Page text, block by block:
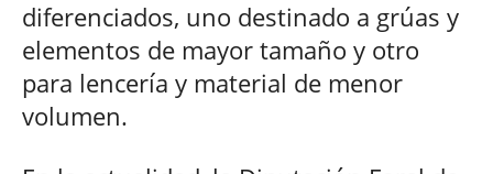
diferenciados, uno destinado a grúas y
elementos de mayor tamaño y otro
para lencería y material de menor
volumen.